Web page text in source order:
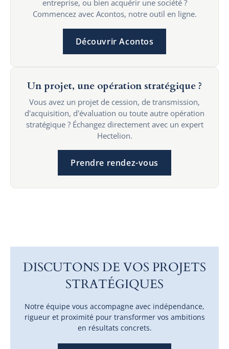
entreprise, ou bien acquérir une société ?
Commencez avec Acontos, notre outil en ligne.
Découvrir Acontos
Un projet, une opération stratégique ?
Vous avez un projet de cession, de transmission,
d'acquisition, d'évaluation ou toute autre opération
stratégique ? Échangez directement avec un expert
Hectelion.
Prendre rendez-vous
DISCUTONS DE VOS PROJETS
STRATÉGIQUES
Notre équipe vous accompagne avec indépendance,
rigueur et proximité pour transformer vos ambitions
en résultats concrets.